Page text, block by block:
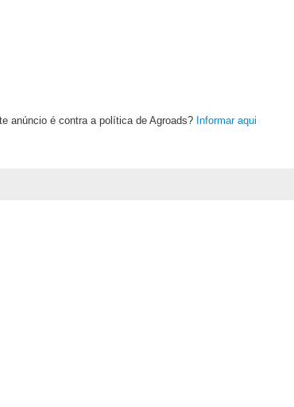
anúncio é contra a política de Agroads? Informar aqui